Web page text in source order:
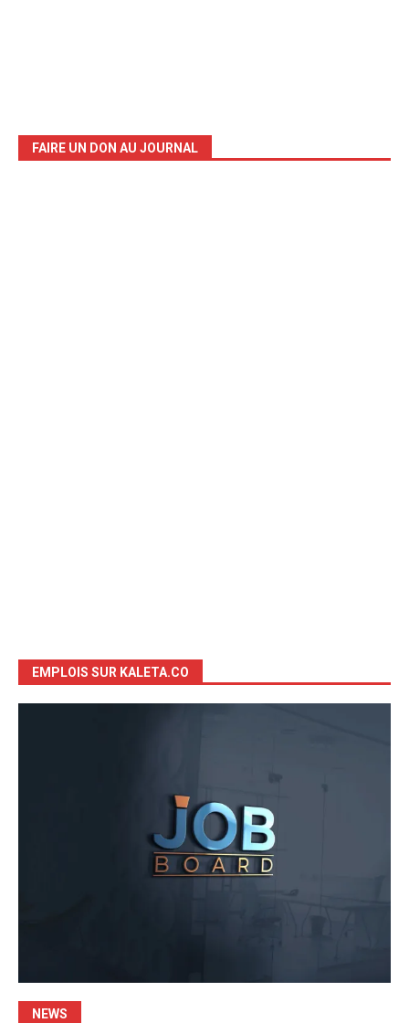
FAIRE UN DON AU JOURNAL
EMPLOIS SUR KALETA.CO
NEWS